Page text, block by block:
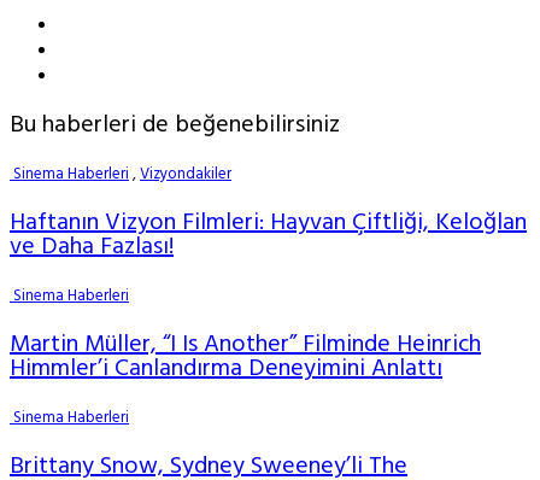
Bu haberleri de beğenebilirsiniz
Sinema Haberleri,Vizyondakiler
Haftanın Vizyon Filmleri: Hayvan Çiftliği, Keloğlan
ve Daha Fazlası!
Sinema Haberleri
Martin Müller, “I Is Another” Filminde Heinrich
Himmler’i Canlandırma Deneyimini Anlattı
Sinema Haberleri
Brittany Snow, Sydney Sweeney’li The